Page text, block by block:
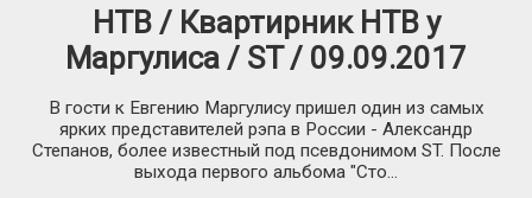
НТВ / Квартирник НТВ у
Маргулиса / ST / 09.09.2017
В гости к Евгению Маргулису пришел один из самых
ярких представителей рэпа в России - Александр
Степанов, более известный под псевдонимом ST. После
выхода первого альбома "Сто...